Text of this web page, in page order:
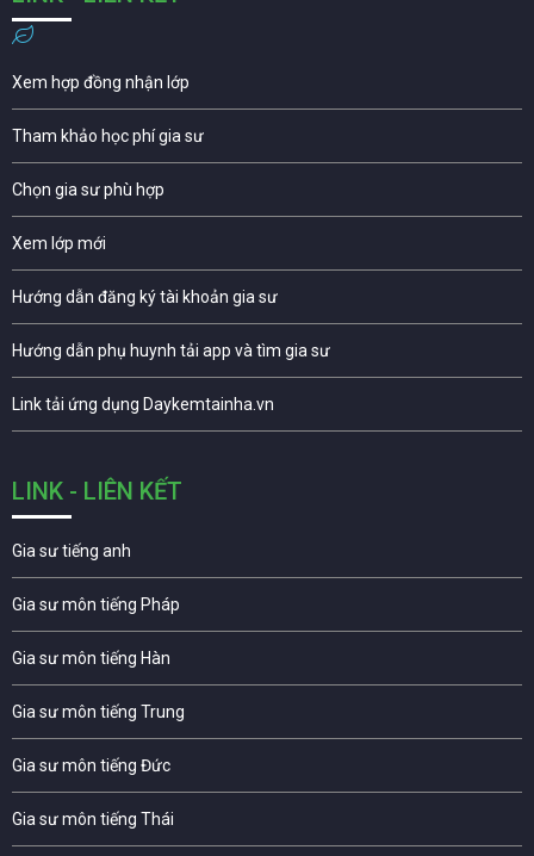
Xem hợp đồng nhận lớp
Tham khảo học phí gia sư
Chọn gia sư phù hợp
Xem lớp mới
Hướng dẫn đăng ký tài khoản gia sư
Hướng dẫn phụ huynh tải app và tìm gia sư
Link tải ứng dụng Daykemtainha.vn
LINK - LIÊN KẾT
Gia sư tiếng anh
Gia sư môn tiếng Pháp
Gia sư môn tiếng Hàn
Gia sư môn tiếng Trung
Gia sư môn tiếng Đức
Gia sư môn tiếng Thái